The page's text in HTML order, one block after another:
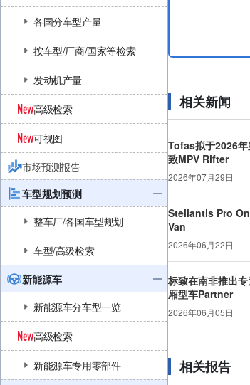
各国分车型产量
按车型/厂商/国家等检索
发动机产量
高级检索
可视图
市场预测报告
车型规划预测
整车厂/各国车型规划
车型/高级检索
新能源车
新能源车分车型一览
高级检索
新能源车专用零部件
相关新闻
Tofas拟于2026
致MPV Rifter
2026年07月29日
Stellantis Pro
Van
2026年06月22日
标致在南非推出
厢型车Partner
2026年06月05日
相关报告